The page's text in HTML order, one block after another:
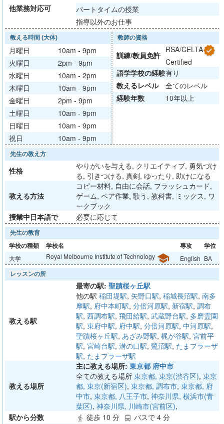
他業務対応可
パートタイムの授業
指導以外のお仕事
教える時間 (大体)
月曜日
10am - 9pm
火曜日
2pm - 9pm
水曜日
10am - 2pm
木曜日
10am - 9pm
金曜日
2pm - 9pm
土曜日
10am - 9pm
日曜日
10am - 9pm
祝日
10am - 9pm
教師の資格
訓練/教員免許
RSA/CELTAverified
Certified
語学学校の経験有り
教えるレベル
全てのレベル
経験年数
10年以上
先生の教え方
性格
やりがいを与える, クリエイティブ, 勇気づけ
る, 引きつける, 真剣, ゆったり, 助けになる
教える方法
コピー材料, 自由に会話, フラッシュカード,
ゲーム, ペア作業, 歌う, 教科書, ミックス, ワ
ークブック
授業中日本語で
必要に応じて
先生の教育
学校の種類 学校名 専攻 学位
大学 Royal Melbourne Institute of Technology school English BA
レッスンの所
教える駅
最寄の駅: 聖蹟桜ヶ丘駅
他の駅 稲田堤駅, 矢野口駅, 稲城長沼駅, 南多
摩駅, 府中本町駅, 分倍河原駅, 新宿駅, 調布
駅, 西調布駅, 飛田給駅, 武蔵野台駅, 多磨霊園
駅, 東府中駅, 府中駅, 分倍河原駅, 中河原駅,
聖蹟桜ヶ丘駅, あざみ野駅, 梶が谷駅, 宮前平
駅, 宮崎台駅, 溝の口駅, 鷺沼駅, たまプラーザ
駅, たまプラーザ駅
教える場所
主に教える場所: 東京都 府中市
全ての教える場所 東京都, 東京(渋谷区), 東京
都, 東京(新宿区), 東京都, 調布市, 東京都, 府
中市, 東京都, 八王子市, 神奈川県, 横浜市(青
葉区), 神奈川県, 川崎市(宮前区),
駅から分数
directions_walk 徒歩 10 分 directions_bus バスで 4 分